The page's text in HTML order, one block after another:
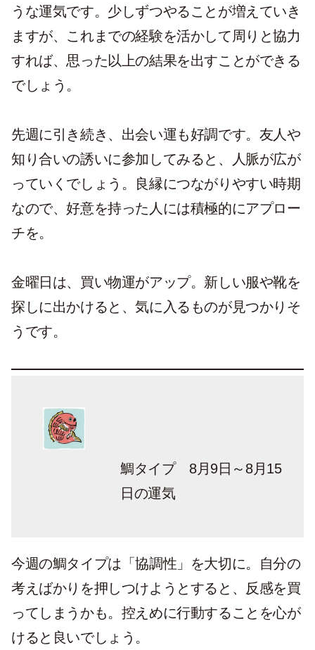
うな運気です。少しずつやることが増えていき
ますが、これまでの経験を活かして周りと協力
すれば、思った以上の結果を出すことができる
でしょう。
先週に引き続き、出会い運も好調です。友人や
知り合いの誘いに参加してみると、人脈が広が
っていくでしょう。良縁につながりやすい時期
なので、好意を持った人には積極的にアプロー
チを。
金曜日は、買い物運がアップ。新しい服や靴を
探しに出かけると、気に入るものが見つかりそ
うです。
鯛タイプ 8月9日～8月15
日の運気
今週の鯛タイプは「協調性」を大切に。自分の
考えばかりを押しつけようとすると、反感を買
ってしまうかも。控えめに行動することを心が
けると良いでしょう。